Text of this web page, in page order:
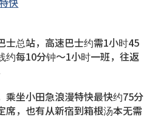
士总站，高速巴士约需1小时45
约每10分钟〜1小时一班，往返
乘坐小田急浪漫特快最快约75分
席，也有从新宿到箱根汤本无需